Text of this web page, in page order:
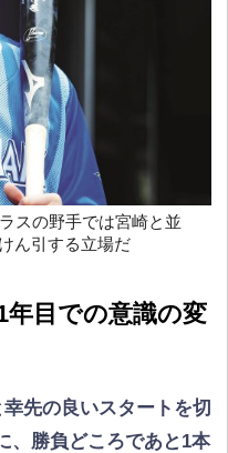
スの野手では宮崎と並
ん引する立場だ
年目での意識の変
先の良いスタートを切
、勝負どころであと1本